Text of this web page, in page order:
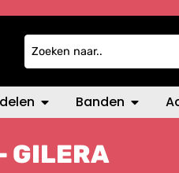
Banden
GILERA